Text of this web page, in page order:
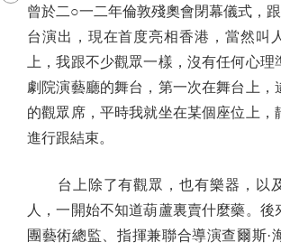
曾於二○一二年倫敦殘奧會閉幕儀式，跟
台演出，現在首度亮相香港，當然叫
上，我跟不少觀眾一樣，沒有任何心理
劇院演藝廳的舞台，第一次在舞台上，
的觀眾席，平時我就坐在某個座位上，
進行跟結束。
台上除了有觀眾，也有樂器，以
人，一開始不知道葫蘆裏賣什麼藥。後
團藝術總監、指揮兼聯合導演查爾斯·